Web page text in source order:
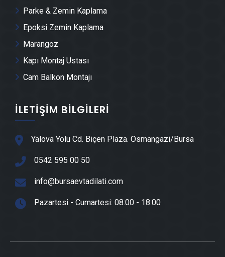
Kestel Duvar Çıtası Ustası
Kestel Havuz Yapımı
Kestel Cam Montajı
Kestel Ayna Montajı
Kestel Hafriyat & Moloz Atımı
Kestel Seramik Ustası
Parke & Zemin Kaplama
Epoksi Zemin Kaplama
Marangoz
Kapı Montaj Ustası
Cam Balkon Montajı
İLETIŞIM BILGILERI
Yalova Yolu Cd. Biçen Plaza. Osmangazi/Bursa
0542 595 00 50
info@bursaevtadilati.com
Pazartesi - Cumartesi: 08:00 - 18:00